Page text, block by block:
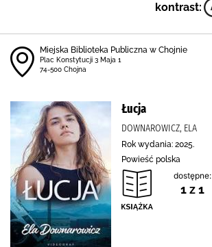
kontrast:
Miejska Biblioteka Publiczna w Chojnie
Plac Konstytucji 3 Maja 1
74-500 Chojna
Łucja
DOWNAROWICZ, ELA
Rok wydania: 2025.
Powieść polska
dostępne:
1 z 1